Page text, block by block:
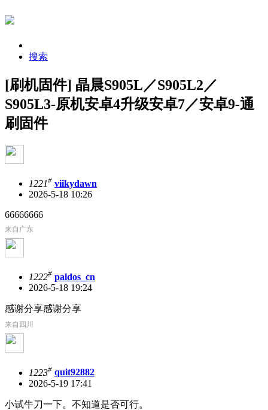
搜索
[刷机固件] 晶晨S905L／S905L2／
S905L3-原机安卓4升级安卓7／安卓9-通
刷固件
1221# viikydawn
2026-5-18 10:26
66666666
来自广东
1222# paldos_cn
2026-5-18 19:24
感谢分享感谢分享
来自四川
1223# quit92882
2026-5-19 17:41
小试牛刀一下。不知道是否可行。